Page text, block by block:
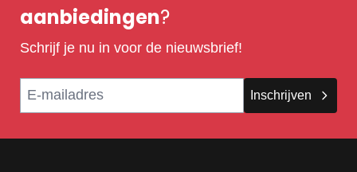
aanbiedingen?
Schrijf je nu in voor de nieuwsbrief!
E-mailadres
Inschrijven